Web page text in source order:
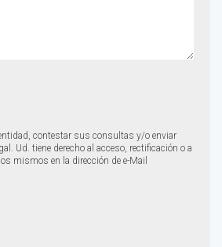
contestar sus consultas y/o enviar
Ud. tiene derecho al acceso, rectificación o a
mismos en la dirección de e-Mail